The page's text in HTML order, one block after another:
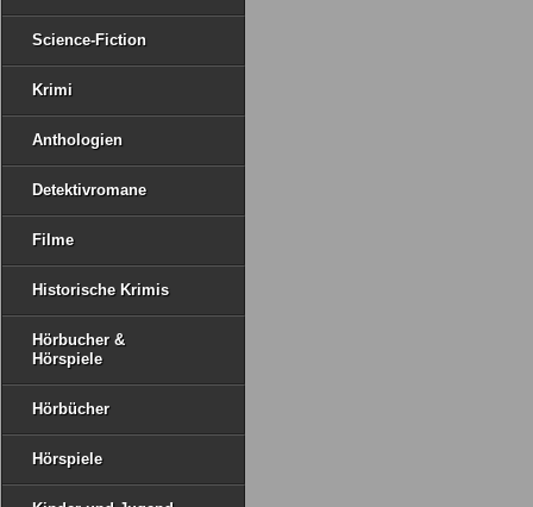
Science-Fiction
Krimi
Anthologien
Detektivromane
Filme
Historische Krimis
Hörbucher &
Hörspiele
Hörbücher
Hörspiele